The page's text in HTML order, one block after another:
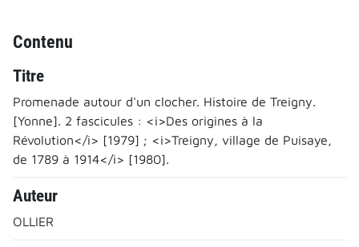
Contenu
Titre
Promenade autour d'un clocher. Histoire de Treigny.
[Yonne]. 2 fascicules : <i>Des origines à la
Révolution</i> [1979] ; <i>Treigny, village de Puisaye,
de 1789 à 1914</i> [1980].
Auteur
OLLIER